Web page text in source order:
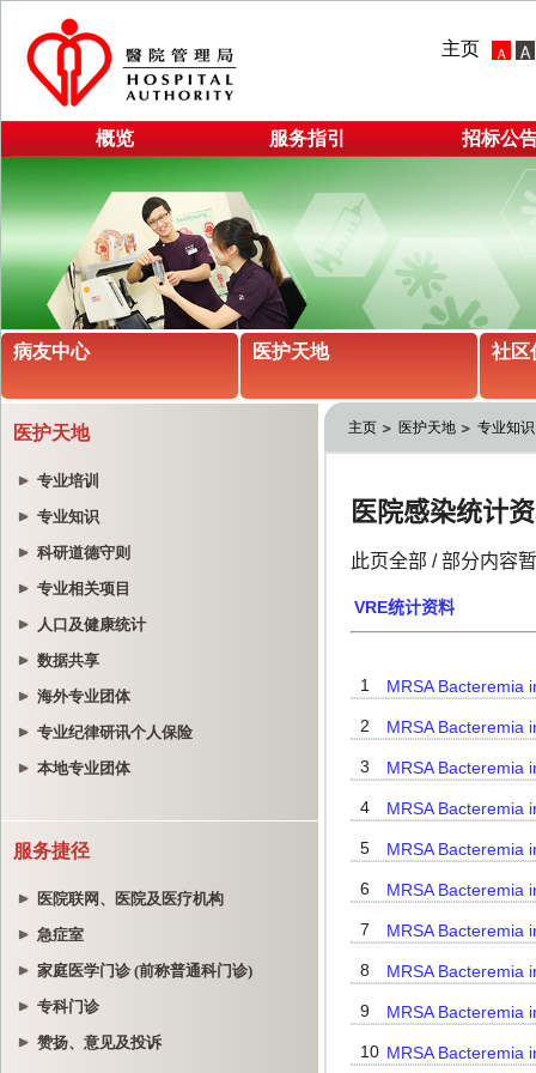
主页
概览 服务指引 招标公
病友中心 医护天地 社区
医护天地
专业培训
专业知识
科研道德守则
专业相关项目
人口及健康统计
数据共享
海外专业团体
专业纪律研讯个人保险
本地专业团体
服务捷径
医院联网、医院及医疗机构
急症室
家庭医学门诊 (前称普通科门诊)
专科门诊
赞扬、意见及投诉
主页 医护天地 专业知识